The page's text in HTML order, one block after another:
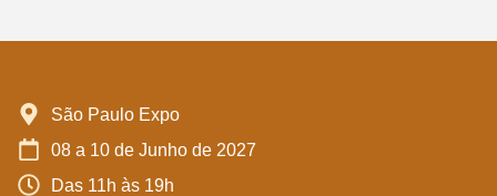
São Paulo Expo
08 a 10 de Junho de 2027
Das 11h às 19h